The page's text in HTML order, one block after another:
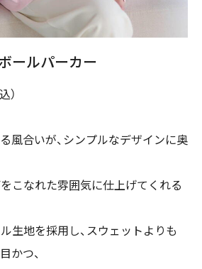
ールパーカー
）
風合いが、シンプルなデザインに奥
こなれた雰囲気に仕上げてくれる
生地を採用し、スウェットよりも
かつ、